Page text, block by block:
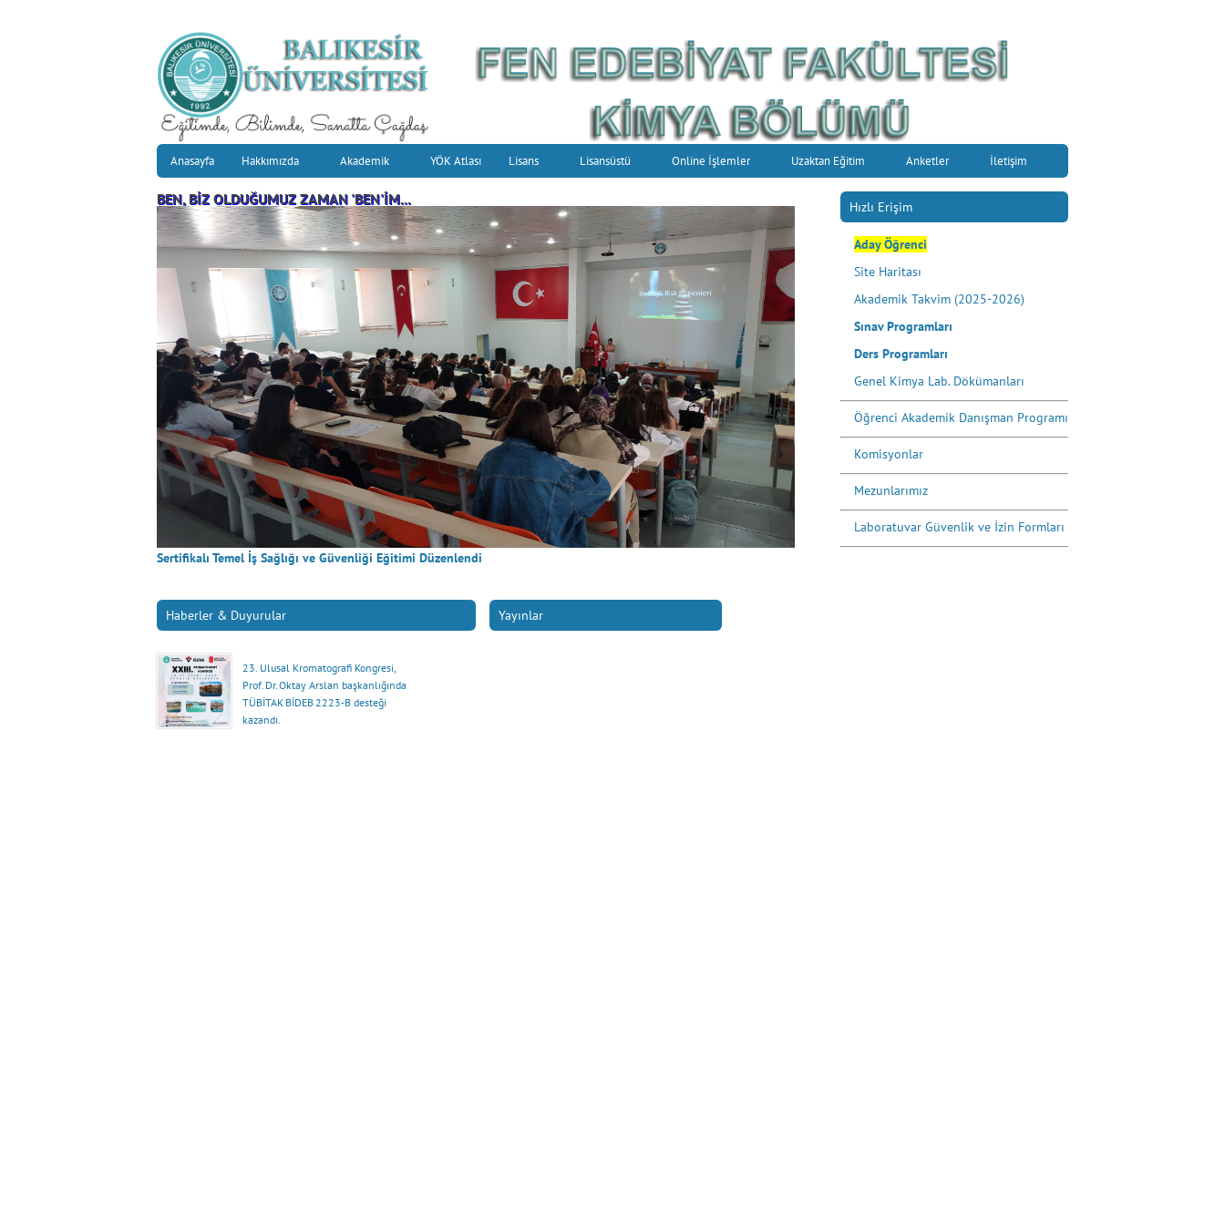
Anasayfa Hakkımızda Akademik YÖK Atlası Lisans Lisansüstü Online İşlemler Uzaktan Eğitim Anketler İletişim
BEN, BİZ OLDUĞUMUZ ZAMAN 'BEN'İM...
Sertifikalı Temel İş Sağlığı ve Güvenliği Eğitimi Düzenlendi
Hızlı Erişim
Aday Öğrenci
Site Haritası
Akademik Takvim (2025-2026)
Sınav Programları
Ders Programları
Genel Kimya Lab. Dökümanları
Öğrenci Akademik Danışman Programı
Komisyonlar
Mezunlarımız
Laboratuvar Güvenlik ve İzin Formları
Haberler & Duyurular
23. Ulusal Kromatografi Kongresi,
Prof. Dr. Oktay Arslan başkanlığında
TÜBİTAK BİDEB 2223‑B desteği
kazandı.
Yayınlar